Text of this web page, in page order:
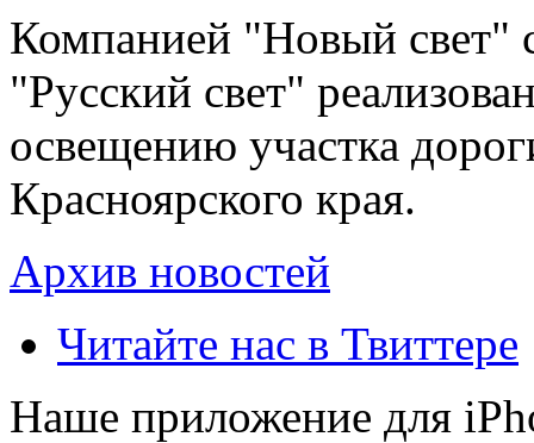
Компанией "Новый свет"
"Русский свет"
освещению участка
Красноярского края.
Архив новостей
Читайте нас в Твиттере
Наше приложение для